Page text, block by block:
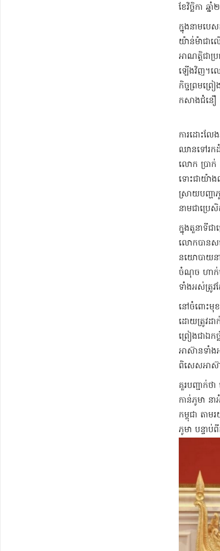
ខែវិច្ឆិកា ឆ្
ក្នុងនាម​ប
យ៉ាន់​ម៉ា​ជា​ល
អាណ​តិ្ត​ជា​ប្
ឡើងវិញ​។​​ល
កិច្ចព្រមព្
កសាង​ជំនឿ
ការដោះលែ
ឈានទៅរក​
លោក ប្រាក់
ទោះជា​យ៉ាង
ស្រាយ​បញ្ហា​
នាម​ជា​ប្រេ
ក្នុងតួនាទី​
លោក​បាន​សម្
នយោបាយ​ន
ចំណុច ហាក់​ម
ទាំងអស់​ត្រូវ
នៅ​ចំពោះមុខ​
ដោយ​ត្រូវ​ដា
ព្រៀង​ជា​ឯក​
អាស៊ាន​ទាំង
ពិសេស​អាស៊ា
គួរ​បញ្ជាក់
កាន់​ភូមា ន
កម្ពុជា តា
ភូមា បន្ទា